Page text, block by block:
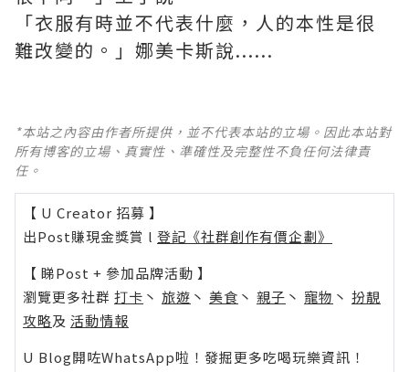
「衣服有時並不代表什麼，人的本性是很
難改變的。」娜美卡斯說......
*本站之內容由作者所提供，並不代表本站的立場。因此本站對
所有博客的立場、真實性、準確性及完整性不負任何法律責
任。
【 U Creator 招募 】
出Post賺現金獎賞 l 登記《社群創作有價企劃》
【 睇Post + 參加品牌活動 】
瀏覽更多社群 打卡 丶 旅遊 丶 美食 丶 親子 丶 寵物 丶 扮靚
攻略及 活動情報
U Blog開咗WhatsApp啦！發掘更多吃喝玩樂資訊！